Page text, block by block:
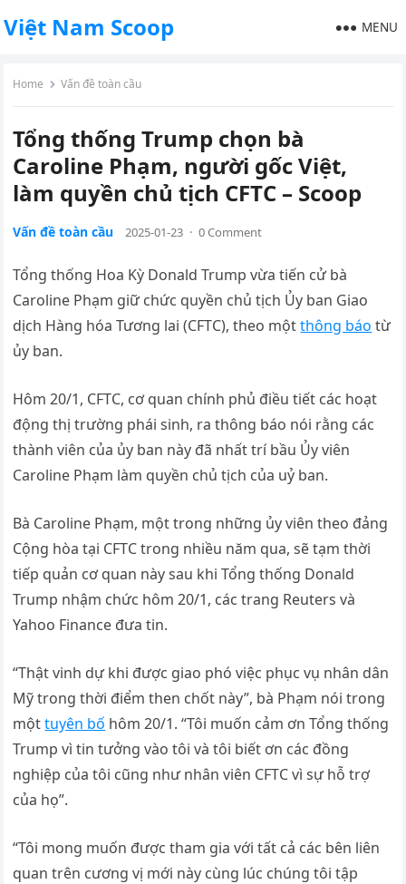
Việt Nam Scoop MENU
Home Vấn đề toàn cầu
Tổng thống Trump chọn bà
Caroline Phạm, người gốc Việt,
làm quyền chủ tịch CFTC – Scoop
Vấn đề toàn cầu 2025-01-23 · 0 Comment
Tổng thống Hoa Kỳ Donald Trump vừa tiến cử bà
Caroline Phạm giữ chức quyền chủ tịch Ủy ban Giao
dịch Hàng hóa Tương lai (CFTC), theo mộtthông báo từ
ủy ban.
Hôm 20/1, CFTC, cơ quan chính phủ điều tiết các hoạt
động thị trường phái sinh, ra thông báo nói rằng các
thành viên của ủy ban này đã nhất trí bầu Ủy viên
Caroline Phạm làm quyền chủ tịch của uỷ ban.
Bà Caroline Phạm, một trong những ủy viên theo đảng
Cộng hòa tại CFTC trong nhiều năm qua, sẽ tạm thời
tiếp quản cơ quan này sau khi Tổng thống Donald
Trump nhậm chức hôm 20/1, các trang Reuters và
Yahoo Finance đưa tin.
“Thật vinh dự khi được giao phó việc phục vụ nhân dân
Mỹ trong thời điểm then chốt này”, bà Phạm nói trong
mộttuyên bố hôm 20/1. “Tôi muốn cảm ơn Tổng thống
Trump vì tin tưởng vào tôi và tôi biết ơn các đồng
nghiệp của tôi cũng như nhân viên CFTC vì sự hỗ trợ
của họ”.
“Tôi mong muốn được tham gia với tất cả các bên liên
quan trên cương vị mới này cùng lúc chúng tôi tập